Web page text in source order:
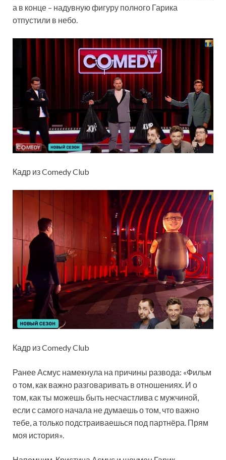
а в конце – надувную фигуру полного Гарика
отпустили в небо.
Кадр из Comedy Club
Кадр из Comedy Club
Ранее Асмус намекнула на причины развода: «Фильм
о том, как важно разговаривать в отношениях. И о
том, как ты можешь быть несчастлива с мужчиной,
если с самого начала не думаешь о том, что важно
тебе, а только подстраиваешься под партнёра. Прям
моя история».